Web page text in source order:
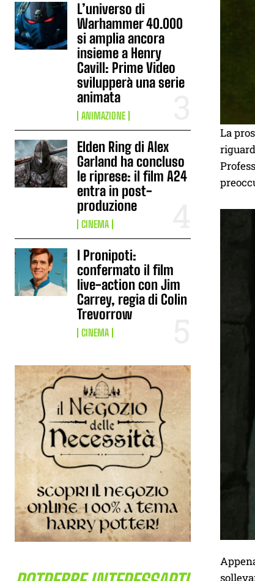
L’universo di
Warhammer 40.000
si amplia ancora
insieme a Henry
Cavill: Prime Video
svilupperà una serie
animata
ANIMAZIONE
Elden Ring di Alex
Garland ha concluso
le riprese: il film A24
entra in post-
produzione
CINEMA
I Pronipoti:
confermato il film
live-action con Jim
Carrey, regia di Colin
Trevorrow
CINEMA
La